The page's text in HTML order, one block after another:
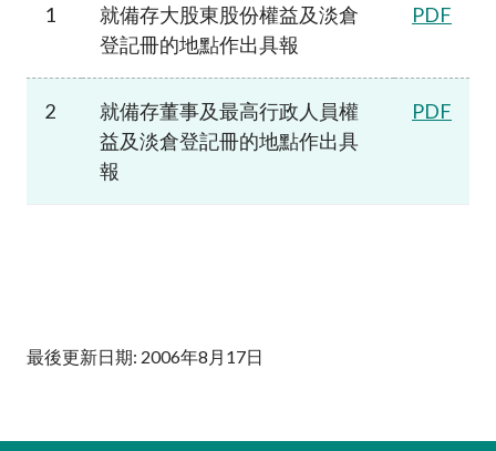
1
就備存大股東股份權益及淡倉
登記冊的地點作出具報
PDF
2
就備存董事及最高行政人員權
益及淡倉登記冊的地點作出具
報
PDF
最後更新日期: 2006年8月17日